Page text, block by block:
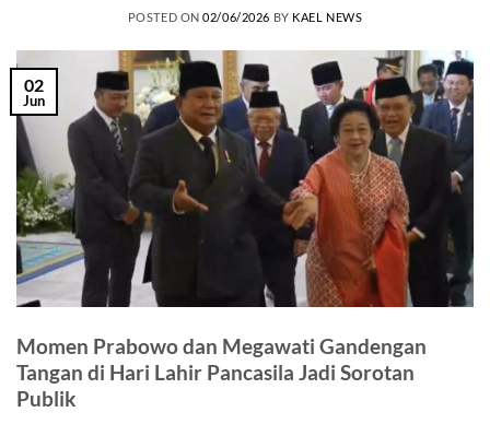
POSTED ON02/06/2026 BY KAEL NEWS
02
Jun
Momen Prabowo dan Megawati Gandengan
Tangan di Hari Lahir Pancasila Jadi Sorotan
Publik